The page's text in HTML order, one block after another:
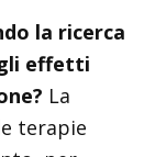
la ricerca
effetti
La
terapie